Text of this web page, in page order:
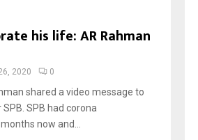
his life: AR Rahman
2020 0
shared a video message to
SPB had corona
now and...